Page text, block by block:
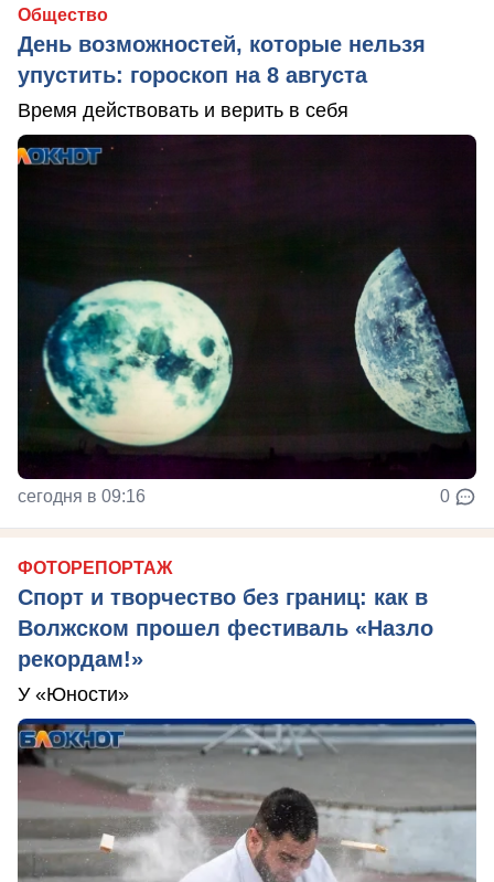
Общество
День возможностей, которые нельзя
упустить: гороскоп на 8 августа
Время действовать и верить в себя
сегодня в 09:16 0
ФОТОРЕПОРТАЖ
Спорт и творчество без границ: как в
Волжском прошел фестиваль «Назло
рекордам!»
У «Юности»